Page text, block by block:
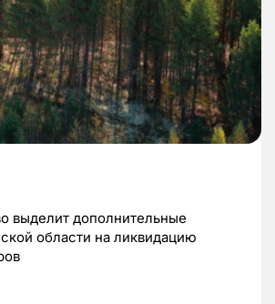
выделит дополнительные
области на ликвидацию